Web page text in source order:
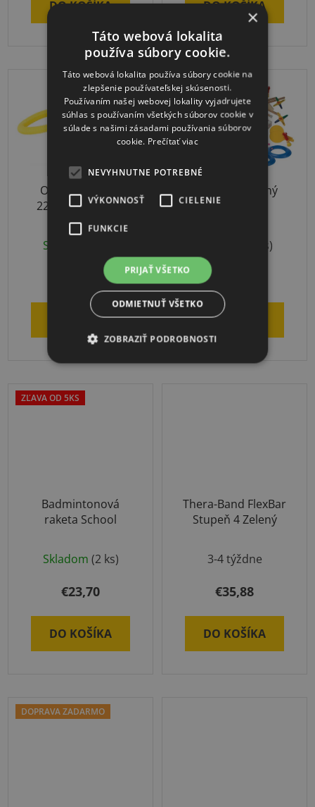
hviezdičiek.
DO KOŠÍKA DO KOŠÍKA
OV10 dúchadlo
220V na AirTrack
produkty
Skladom
DO KOŠÍKA
DOPRAVA ZADARMO
Relaxačný herný
školský set
(1 ks)
DO KOŠÍKA
ZĽAVA OD 5KS
Badmintonová
raketa School
Skladom (2 ks)
€23,70
DO KOŠÍKA
Thera-Band FlexBar
Stupeň 4 Zelený
hodnotenie
produktu
5,0
z
3-4 týždne
€35,88
DO KOŠÍKA
DOPRAVA ZADARMO
×
Táto webová lokalita
používa súbory cookie.
Táto webová lokalita používa súbory cookie na
zlepšenie používateľskej skúsenosti.
Používaním našej webovej lokality vyjadrujete
súhlas s používaním všetkých súborov cookie v
súlade s našimi zásadami používania súborov
cookie. Prečítať viac
NEVYHNUTNE POTREBNÉ
VÝKONNOSŤ CIELENIE
FUNKCIE
PRIJAŤ VŠETKO
ODMIETNUŤ VŠETKO
ZOBRAZIŤ PODROBNOSTI